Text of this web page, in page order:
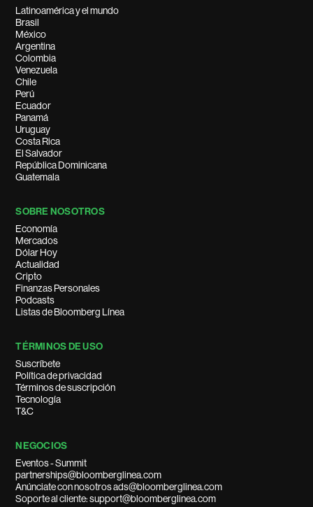
Latinoamérica y el mundo
Brasil
México
Argentina
Colombia
Venezuela
Chile
Perú
Ecuador
Panamá
Uruguay
Costa Rica
El Salvador
República Dominicana
Guatemala
SOBRE NOSOTROS
Economía
Mercados
Dólar Hoy
Actualidad
Cripto
Finanzas Personales
Podcasts
Listas de Bloomberg Línea
TÉRMINOS DE USO
Suscríbete
Política de privacidad
Términos de suscripción
Tecnología
T&C
NEGOCIOS
Eventos - Summit
partnerships@bloomberglinea.com
Anúnciate con nosotros ads@bloomberglinea.com
Soporte al cliente: support@bloomberglinea.com